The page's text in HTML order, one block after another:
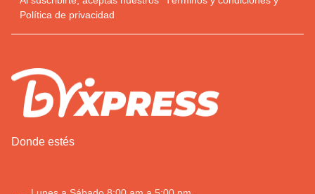
Política de privacidad
Donde estés